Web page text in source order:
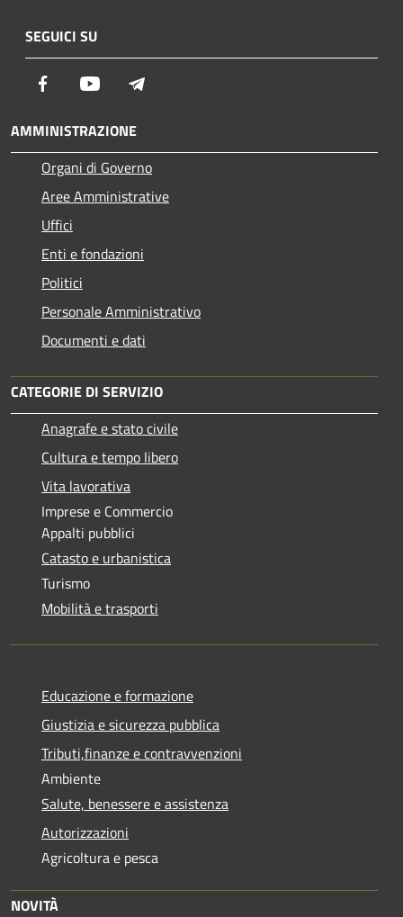
SEGUICI SU
Facebook Youtube
AMMINISTRAZIONE
Organi di Governo
Aree Amministrative
Uffici
Enti e fondazioni
Politici
Personale Amministrativo
Documenti e dati
CATEGORIE DI SERVIZIO
Anagrafe e stato civile
Cultura e tempo libero
Vita lavorativa
Imprese e Commercio
Appalti pubblici
Catasto e urbanistica
Turismo
Mobilità e trasporti
Educazione e formazione
Giustizia e sicurezza pubblica
Tributi,finanze e contravvenzioni
Ambiente
Salute, benessere e assistenza
Autorizzazioni
Agricoltura e pesca
NOVITÀ